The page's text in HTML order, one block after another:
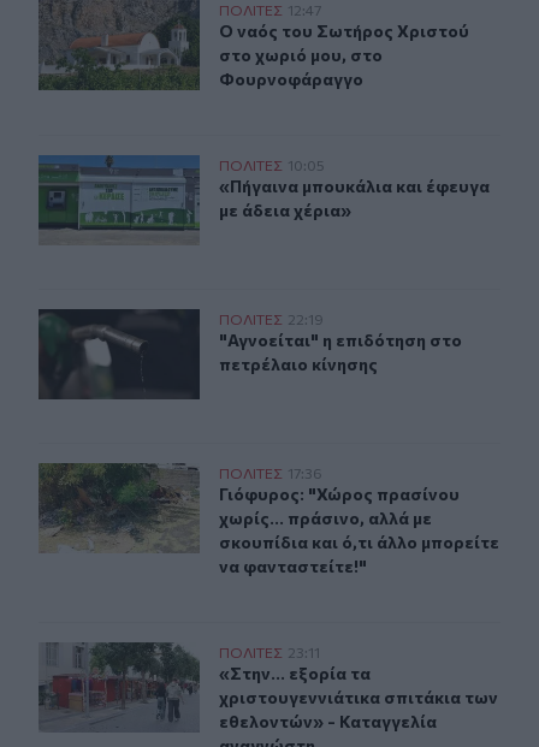
Ο ναός του Σωτήρος Χριστού στο χωριό μου, στο
ΠΟΛΙΤΕΣ 12:47
Ο ναός του Σωτήρος Χριστού στο
Ο ναός του Σωτήρος Χριστού
στο χωριό μου, στο
Φουρνοφάραγγο
«Πήγαινα μπουκάλια και έφευγα με άδεια χέρια»
ΠΟΛΙΤΕΣ 10:05
«Πήγαινα μπουκάλια και έφευγα με
«Πήγαινα μπουκάλια και έφευγα
με άδεια χέρια»
"Αγνοείται" η επιδότηση στο πετρέλαιο κίνησης
ΠΟΛΙΤΕΣ 22:19
"Αγνοείται" η επιδότηση στο
"Αγνοείται" η επιδότηση στο
πετρέλαιο κίνησης
Γιόφυρος: "Χώρος πρασίνου χωρίς... πράσινο, αλλά με
ΠΟΛΙΤΕΣ 17:36
Γιόφυρος: "Χώρος πρασίνου
Γιόφυρος: "Χώρος πρασίνου
χωρίς... πράσινο, αλλά με
σκουπίδια και ό,τι άλλο μπορείτε
να φανταστείτε!"
«Στην... εξορία τα χριστουγεννιάτικα σπιτάκια των
ΠΟΛΙΤΕΣ 23:11
«Στην... εξορία τα
«Στην... εξορία τα
χριστουγεννιάτικα σπιτάκια των
εθελοντών» - Καταγγελία